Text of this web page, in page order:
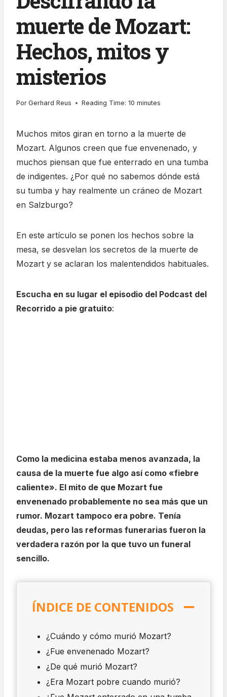
muerte de Mozart:
Hechos, mitos y
misterios
Por Gerhard Reus Reading Time: 10minutes
Muchos mitos giran en torno a la muerte de
Mozart. Algunos creen que fue envenenado, y
muchos piensan que fue enterrado en una tumba
de indigentes. ¿Por qué no sabemos dónde está
su tumba y hay realmente un cráneo de Mozart
en Salzburgo?
En este artículo se ponen los hechos sobre la
mesa, se desvelan los secretos de la muerte de
Mozart y se aclaran los malentendidos habituales.
Escucha en su lugar el episodio del Podcast del
Recorrido a pie gratuito:
Como la medicina estaba menos avanzada, la
causa de la muerte fue algo así como «fiebre
caliente». El mito de que Mozart fue
envenenado probablemente no sea más que un
rumor. Mozart tampoco era pobre. Tenía
deudas, pero las reformas funerarias fueron la
verdadera razón por la que tuvo un funeral
sencillo.
ÍNDICE DE CONTENIDOS
¿Cuándo y cómo murió Mozart?
¿Fue envenenado Mozart?
¿De qué murió Mozart?
¿Era Mozart pobre cuando murió?